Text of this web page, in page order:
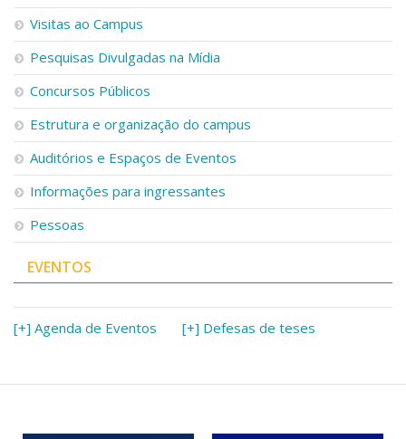
Visitas ao Campus
Pesquisas Divulgadas na Mídia
Concursos Públicos
Estrutura e organização do campus
Auditórios e Espaços de Eventos
Informações para ingressantes
Pessoas
EVENTOS
[+] Agenda de Eventos [+] Defesas de teses